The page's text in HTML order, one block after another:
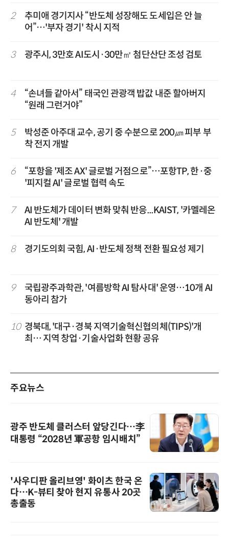
2
추미애 경기지사 “반도체 성장해도 도세입은 안 늘
어”…'부자 경기' 착시 지적
3 광주시, 3만호 AI도시·30만㎡ 첨단산단 조성 검토
4
“손녀들 같아서” 태국인 관광객 밥값 내준 할아버지
“원래 그런거야”
5
박성준 아주대 교수, 공기 중 수분으로 200㎛ 피부 부
착 전지 개발
6
“포항을 '제조 AX' 글로벌 거점으로”…포항TP, 한·중
'피지컬 AI' 글로벌 협력 속도
7
AI 반도체가 데이터 변화 맞춰 반응...KAIST, '카멜레온
AI 반도체' 개발
8 경기도의회 국힘, AI·반도체 정책 전환 필요성 제기
9
국립광주과학관, '여름방학 AI 탐사대' 운영…10개 AI
동아리 참가
10 경북대, '대구·경북 지역기술혁신협의체(TIPS)'개
최… 지역 창업·기술사업화 현황 공유
주요뉴스
광주 반도체 클러스터 앞당긴다…李
대통령 “2028년 軍공항 임시배치”
'사우디판 올리브영' 화이츠 한국 온
다…K-뷰티 찾아 현지 유통사 20곳
총출동